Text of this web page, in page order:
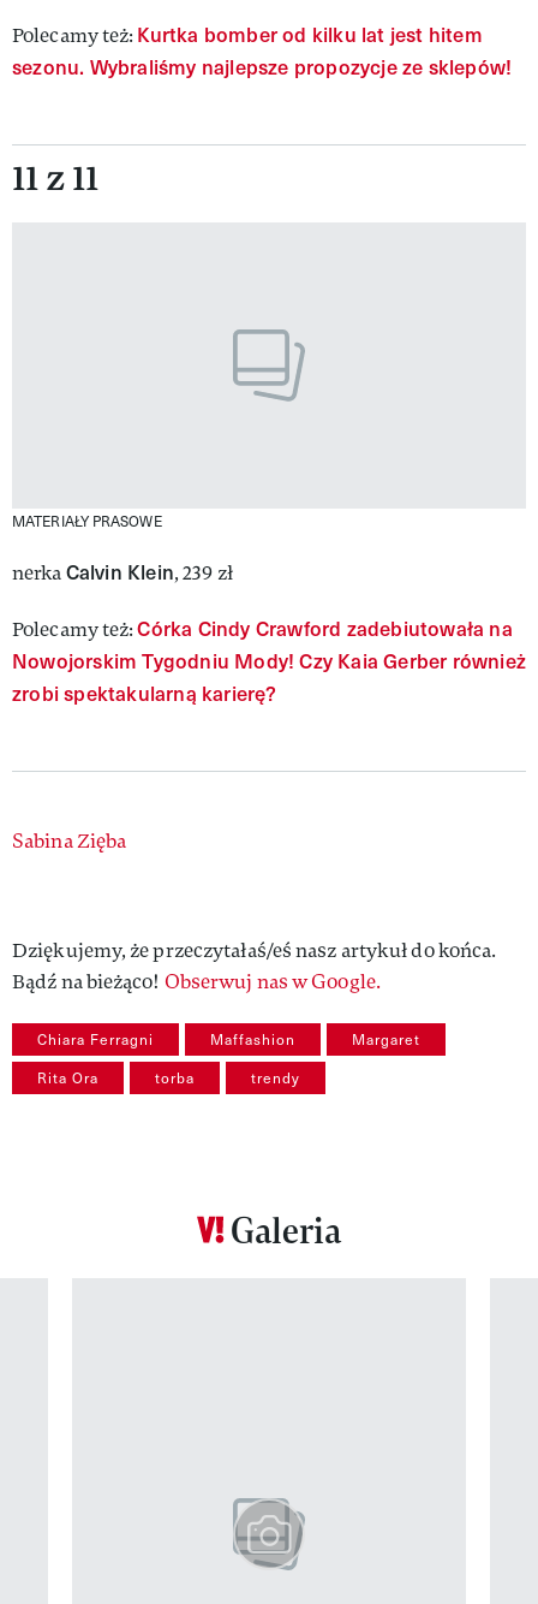
Polecamy też: Kurtka bomber od kilku lat jest hitem
sezonu. Wybraliśmy najlepsze propozycje ze sklepów!
11 z 11
MATERIAŁY PRASOWE
nerkaCalvin Klein, 239 zł
Polecamy też:Córka Cindy Crawford zadebiutowała na
Nowojorskim Tygodniu Mody! Czy Kaia Gerber również
zrobi spektakularną karierę?
Authors
Sabina Zięba
Dziękujemy, że przeczytałaś/eś nasz artykuł do końca.
Bądź na bieżąco! Obserwuj nas w Google.
Chiara Ferragni Maffashion Margaret
Rita Ora torba trendy
Galeria